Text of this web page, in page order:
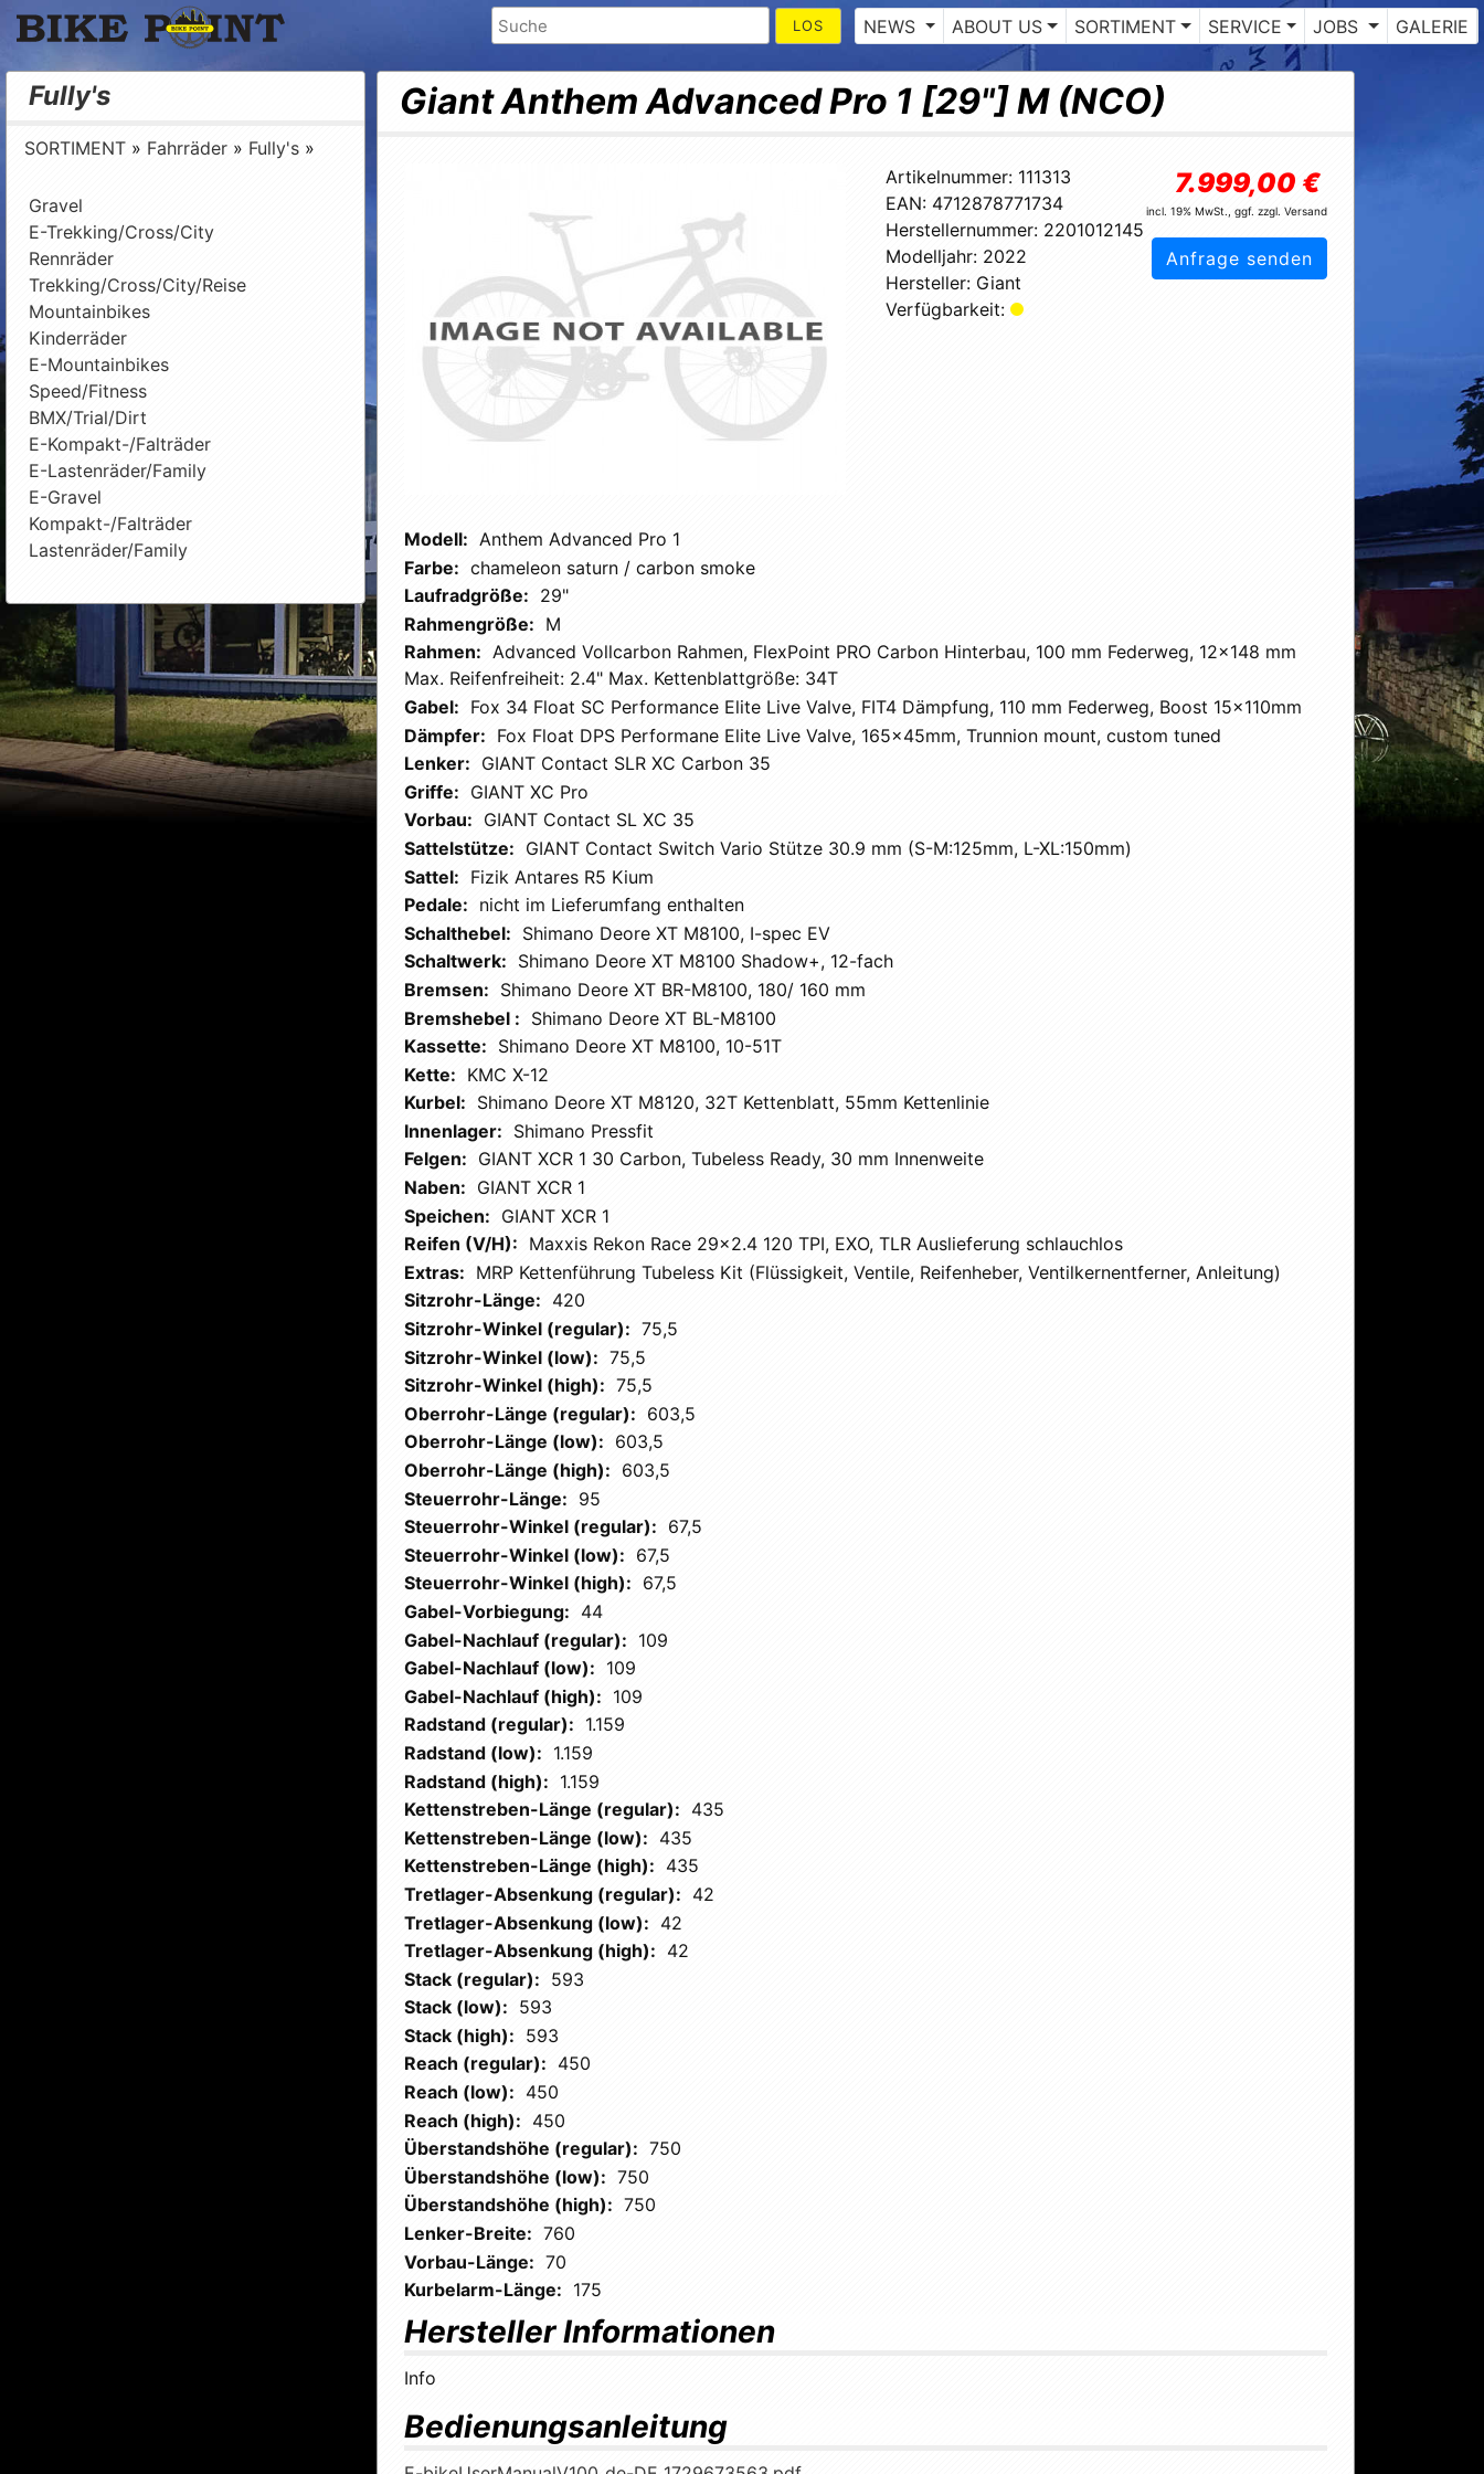
Bike Point NEWS ABOUT US SORTIMENT SERVICE JOBS GALERIE
Fully's
SORTIMENT » Fahrräder » Fully's »
Gravel
E-Trekking/Cross/City
Rennräder
Trekking/Cross/City/Reise
Mountainbikes
Kinderräder
E-Mountainbikes
Speed/Fitness
BMX/Trial/Dirt
E-Kompakt-/Falträder
E-Lastenräder/Family
E-Gravel
Kompakt-/Falträder
Lastenräder/Family
Giant Anthem Advanced Pro 1 [29"] M (NCO)
Artikelnummer: 111313
EAN: 4712878771734
Herstellernummer: 2201012145
Modelljahr: 2022
Hersteller: Giant
Verfügbarkeit:
7.999,00 €
incl. 19% MwSt., ggf. zzgl. Versand
Anfrage senden
Modell: Anthem Advanced Pro 1
Farbe: chameleon saturn / carbon smoke
Laufradgröße: 29"
Rahmengröße: M
Rahmen: Advanced Vollcarbon Rahmen, FlexPoint PRO Carbon Hinterbau, 100 mm Federweg, 12x148 mm
Max. Reifenfreiheit: 2.4" Max. Kettenblattgröße: 34T
Gabel: Fox 34 Float SC Performance Elite Live Valve, FIT4 Dämpfung, 110 mm Federweg, Boost 15x110mm
Dämpfer: Fox Float DPS Performane Elite Live Valve, 165x45mm, Trunnion mount, custom tuned
Lenker: GIANT Contact SLR XC Carbon 35
Griffe: GIANT XC Pro
Vorbau: GIANT Contact SL XC 35
Sattelstütze: GIANT Contact Switch Vario Stütze 30.9 mm (S-M:125mm, L-XL:150mm)
Sattel: Fizik Antares R5 Kium
Pedale: nicht im Lieferumfang enthalten
Schalthebel: Shimano Deore XT M8100, I-spec EV
Schaltwerk: Shimano Deore XT M8100 Shadow+, 12-fach
Bremsen: Shimano Deore XT BR-M8100, 180/ 160 mm
Bremshebel : Shimano Deore XT BL-M8100
Kassette: Shimano Deore XT M8100, 10-51T
Kette: KMC X-12
Kurbel: Shimano Deore XT M8120, 32T Kettenblatt, 55mm Kettenlinie
Innenlager: Shimano Pressfit
Felgen: GIANT XCR 1 30 Carbon, Tubeless Ready, 30 mm Innenweite
Naben: GIANT XCR 1
Speichen: GIANT XCR 1
Reifen (V/H): Maxxis Rekon Race 29x2.4 120 TPI, EXO, TLR Auslieferung schlauchlos
Extras: MRP Kettenführung Tubeless Kit (Flüssigkeit, Ventile, Reifenheber, Ventilkernentferner, Anleitung)
Sitzrohr-Länge: 420
Sitzrohr-Winkel (regular): 75,5
Sitzrohr-Winkel (low): 75,5
Sitzrohr-Winkel (high): 75,5
Oberrohr-Länge (regular): 603,5
Oberrohr-Länge (low): 603,5
Oberrohr-Länge (high): 603,5
Steuerrohr-Länge: 95
Steuerrohr-Winkel (regular): 67,5
Steuerrohr-Winkel (low): 67,5
Steuerrohr-Winkel (high): 67,5
Gabel-Vorbiegung: 44
Gabel-Nachlauf (regular): 109
Gabel-Nachlauf (low): 109
Gabel-Nachlauf (high): 109
Radstand (regular): 1.159
Radstand (low): 1.159
Radstand (high): 1.159
Kettenstreben-Länge (regular): 435
Kettenstreben-Länge (low): 435
Kettenstreben-Länge (high): 435
Tretlager-Absenkung (regular): 42
Tretlager-Absenkung (low): 42
Tretlager-Absenkung (high): 42
Stack (regular): 593
Stack (low): 593
Stack (high): 593
Reach (regular): 450
Reach (low): 450
Reach (high): 450
Überstandshöhe (regular): 750
Überstandshöhe (low): 750
Überstandshöhe (high): 750
Lenker-Breite: 760
Vorbau-Länge: 70
Kurbelarm-Länge: 175
Hersteller Informationen
Info
Bedienungsanleitung